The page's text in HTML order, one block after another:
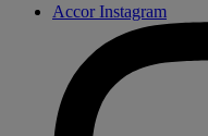
Accor Instagram